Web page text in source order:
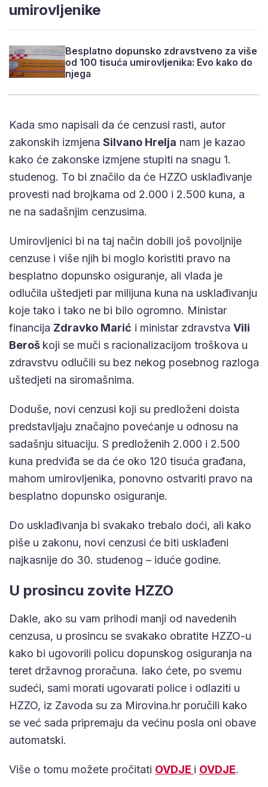
umirovljenike
Besplatno dopunsko zdravstveno za više
od 100 tisuća umirovljenika: Evo kako do
njega
Kada smo napisali da će cenzusi rasti, autor
zakonskih izmjena Silvano Hrelja nam je kazao
kako će zakonske izmjene stupiti na snagu 1.
studenog. To bi značilo da će HZZO usklađivanje
provesti nad brojkama od 2.000 i 2.500 kuna, a
ne na sadašnjim cenzusima.
Umirovljenici bi na taj način dobili još povoljnije
cenzuse i više njih bi moglo koristiti pravo na
besplatno dopunsko osiguranje, ali vlada je
odlučila uštedjeti par milijuna kuna na usklađivanju
koje tako i tako ne bi bilo ogromno. Ministar
financija Zdravko Marić i ministar zdravstva Vili
Beroš koji se muči s racionalizacijom troškova u
zdravstvu odlučili su bez nekog posebnog razloga
uštedjeti na siromašnima.
Doduše, novi cenzusi koji su predloženi doista
predstavljaju značajno povećanje u odnosu na
sadašnju situaciju. S predloženih 2.000 i 2.500
kuna predviđa se da će oko 120 tisuća građana,
mahom umirovljenika, ponovno ostvariti pravo na
besplatno dopunsko osiguranje.
Do usklađivanja bi svakako trebalo doći, ali kako
piše u zakonu, novi cenzusi će biti usklađeni
najkasnije do 30. studenog – iduće godine.
U prosincu zovite HZZO
Dakle, ako su vam prihodi manji od navedenih
cenzusa, u prosincu se svakako obratite HZZO-u
kako bi ugovorili policu dopunskog osiguranja na
teret državnog proračuna. Iako ćete, po svemu
sudeći, sami morati ugovarati police i odlaziti u
HZZO, iz Zavoda su za Mirovina.hr poručili kako
se već sada pripremaju da većinu posla oni obave
automatski.
Više o tomu možete pročitati OVDJE i OVDJE.